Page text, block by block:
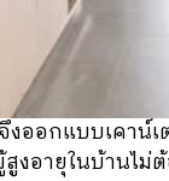
งออกแบบเคา
งอายุในบ้านไ